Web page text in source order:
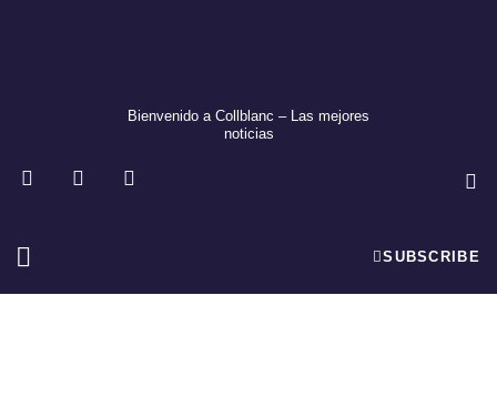
Bienvenido a Collblanc – Las mejores
noticias
F
o
T
r
I
r
SUBSCRIBE